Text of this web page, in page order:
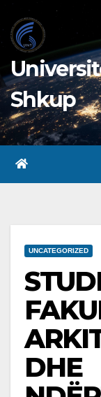
to
content
Shkup
UNCATEGORIZED
DHE